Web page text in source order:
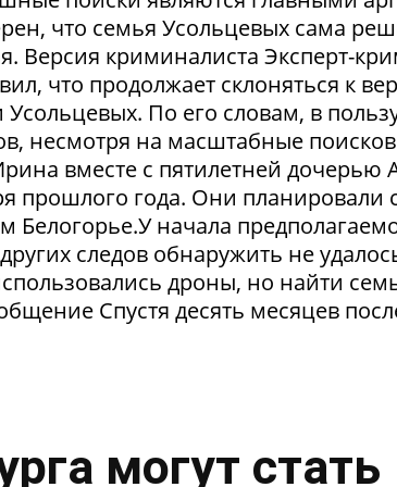
что семья Усольцевых сама
Версия криминалиста Эксперт-
что продолжает склоняться к
По его словам, в
несмотря на масштабные
вместе с пятилетней дочерью
прошлого года. Они планировали
Белогорье.У начала
следов обнаружить не
дроны, но найти
Спустя десять месяцев
могут стать